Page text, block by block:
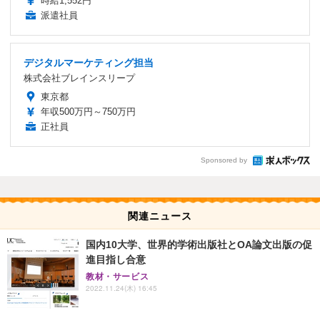
派遣社員
デジタルマーケティング担当
株式会社ブレインスリープ
東京都
年収500万円～750万円
正社員
Sponsored by
関連ニュース
国内10大学、世界的学術出版社とOA論文出版の促
進目指し合意
教材・サービス
2022.11.24(木) 16:45